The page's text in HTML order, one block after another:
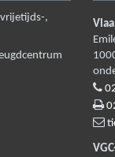
vrijetijds-,